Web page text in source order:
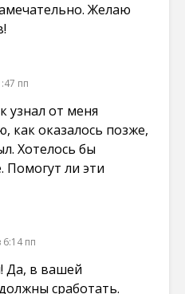
Желаю
пп
узнал от меня
оказалось позже,
Хотелось бы
Помогут ли эти
пп
Да, в вашей
сработать.